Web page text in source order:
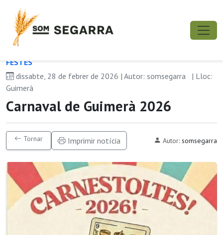
FESTES
dissabte, 28 de febrer de 2026 | Autor: somsegarra
| Lloc:
Guimerà
Carnaval de Guimerà 2026
Tornar Imprimir notícia Autor: somsegarra